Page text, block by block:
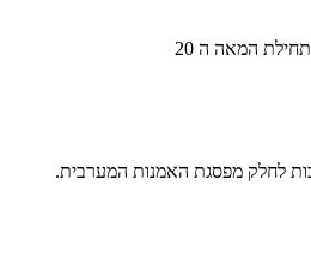
המאה ה 20
לחלק מפסגת האמנות המערבית.